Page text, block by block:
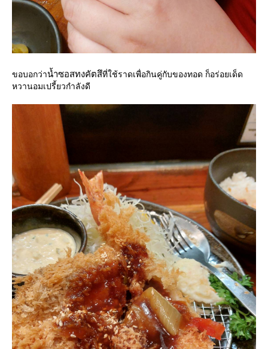
ขอบอกว่าน้ำซอสทงคัตสึที่ใช้ราดเพื่อกินคู่กับของทอด ก็อร่อยเด็ด
หวานอมเปรี้ยวกำลังดี